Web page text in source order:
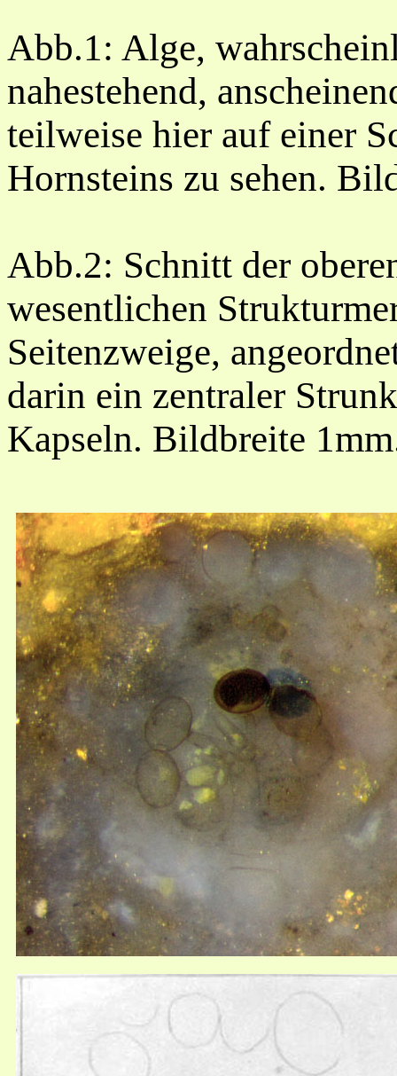
Abb.1: Alge,
nahestehend,
teilweise hier auf einer
Hornsteins zu sehen.
Abb.2: Schnitt der
wesentlichen
Seitenzweige,
darin ein zentraler
Kapseln. Bildbreite